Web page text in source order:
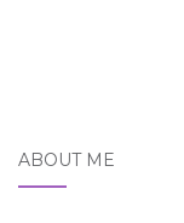
ABOUT ME